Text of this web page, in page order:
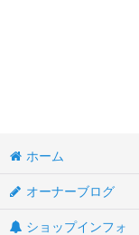
ホーム
オーナーブログ
ショップインフォ